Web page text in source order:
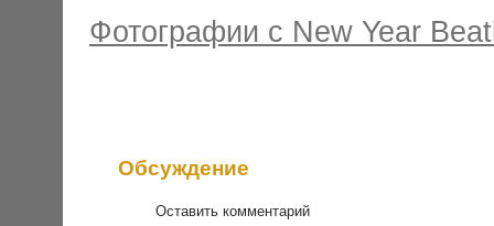
Фотографии с New Year
Обсуждение
Оставить комментарий